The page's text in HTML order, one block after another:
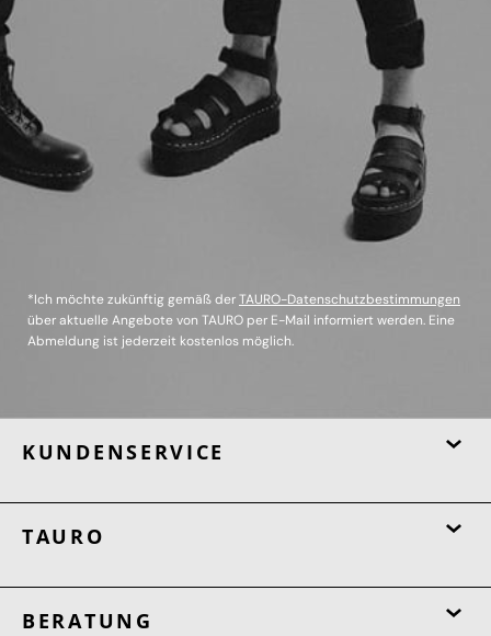
*Ich möchte zukünftig gemäß derTAURO-Datenschutzbestimmungen
über aktuelle Angebote von TAURO per E-Mail informiert werden. Eine
Abmeldung ist jederzeit kostenlos möglich.
KUNDENSERVICE
TAURO
BERATUNG